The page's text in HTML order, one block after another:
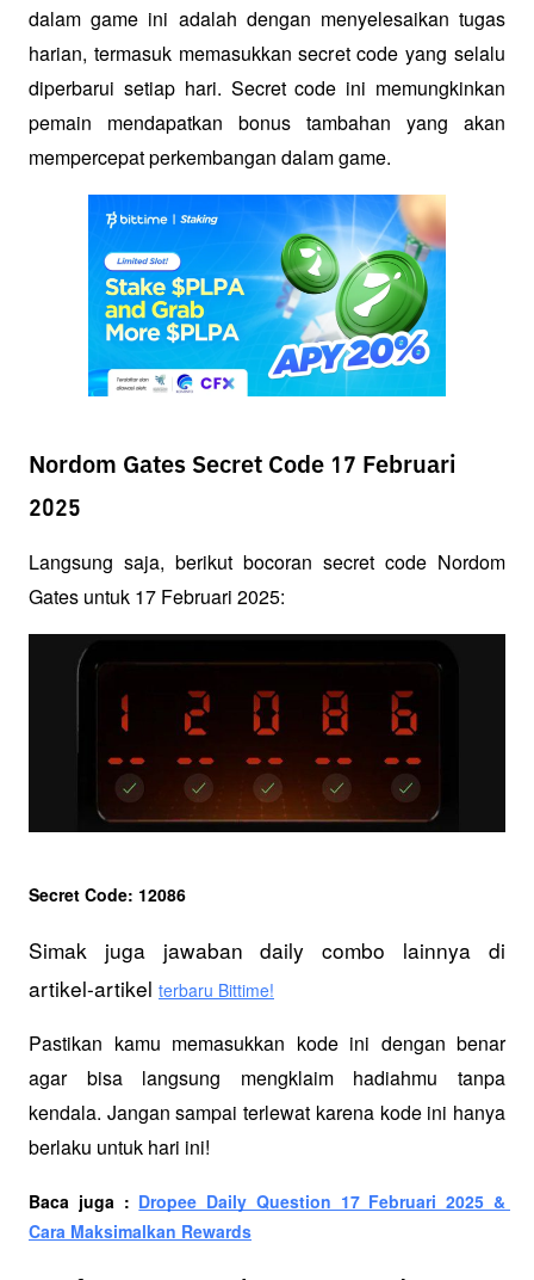
dalam game ini adalah dengan menyelesaikan tugas
harian, termasuk memasukkan secret code yang selalu
diperbarui setiap hari. Secret code ini memungkinkan
pemain mendapatkan bonus tambahan yang akan
mempercepat perkembangan dalam game.
Nordom Gates Secret Code 17 Februari
2025
Langsung saja, berikut bocoran secret code Nordom
Gates untuk 17 Februari 2025:
Secret Code: 12086
Simak juga jawaban daily combo lainnya di
artikel-artikel terbaru Bittime!
Pastikan kamu memasukkan kode ini dengan benar
agar bisa langsung mengklaim hadiahmu tanpa
kendala. Jangan sampai terlewat karena kode ini hanya
berlaku untuk hari ini!
Baca juga : Dropee Daily Question 17 Februari 2025 &
Cara Maksimalkan Rewards